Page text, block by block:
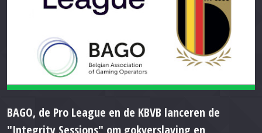
BAGO, de Pro League en de KBVB lanceren de